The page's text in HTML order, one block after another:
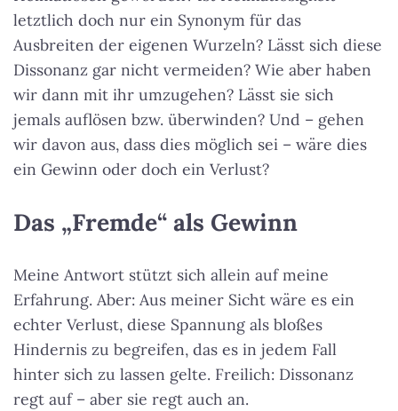
letztlich doch nur ein Synonym für das
Ausbreiten der eigenen Wurzeln? Lässt sich diese
Dissonanz gar nicht vermeiden? Wie aber haben
wir dann mit ihr umzugehen? Lässt sie sich
jemals auflösen bzw. überwinden? Und – gehen
wir davon aus, dass dies möglich sei – wäre dies
ein Gewinn oder doch ein Verlust?
Das „Fremde“ als Gewinn
Meine Antwort stützt sich allein auf meine
Erfahrung. Aber: Aus meiner Sicht wäre es ein
echter Verlust, diese Spannung als bloßes
Hindernis zu begreifen, das es in jedem Fall
hinter sich zu lassen gelte. Freilich: Dissonanz
regt auf – aber sie regt auch an.